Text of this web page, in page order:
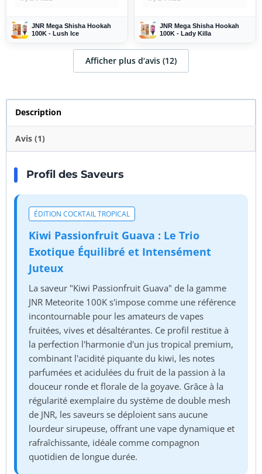
JNR Mega Shisha Hookah
100K - Lush Ice
JNR Mega Shisha Hookah
100K - Lady Killa
Afficher plus d‘avis (12)
Description
Avis (1)
Profil des Saveurs
ÉDITION COCKTAIL TROPICAL
Kiwi Passionfruit Guava : Le Trio
Exotique Équilibré et Intensément
Juteux
La saveur "Kiwi Passionfruit Guava" de la gamme
JNR Meteorite 100K s'impose comme une référence
incontournable pour les amateurs de vapes
fruitées, vives et désaltérantes. Ce profil restitue à
la perfection l'harmonie d'un jus tropical premium,
combinant l'acidité piquante du kiwi, les notes
parfumées et acidulées du fruit de la passion à la
douceur ronde et florale de la goyave. Grâce à la
régularité exemplaire du système de double mesh
de JNR, les saveurs se déploient sans aucune
lourdeur sirupeuse, offrant une vape dynamique et
rafraîchissante, idéale comme compagnon
quotidien de longue durée.